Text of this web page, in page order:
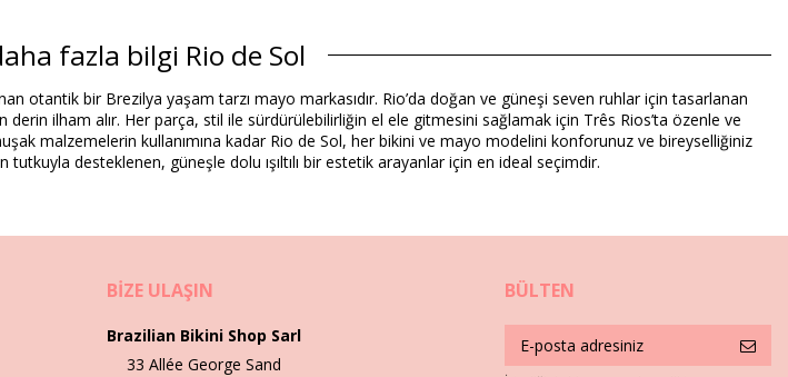
Alaşım
Resistant
bilgisi
(7899810434326)
fazla bilgi Rio de Sol
otantik bir Brezilya yaşam tarzı mayo markasıdır. Rio’da doğan ve güneşi seven ruhlar için tasarlanan
ilham alır. Her parça, stil ile sürdürülebilirliğin el ele gitmesini sağlamak için Três Rios’ta özenle ve
malzemelerin kullanımına kadar Rio de Sol, her bikini ve mayo modelini konforunuz ve bireyselliğiniz
desteklenen, güneşle dolu ışıltılı bir estetik arayanlar için en ideal seçimdir.
BIZE ULAŞIN
Brazilian Bikini Shop Sarl
33 Allée George Sand
BÜLTEN